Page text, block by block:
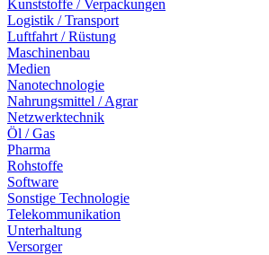
Kunststoffe / Verpackungen
Logistik / Transport
Luftfahrt / Rüstung
Maschinenbau
Medien
Nanotechnologie
Nahrungsmittel / Agrar
Netzwerktechnik
Öl / Gas
Pharma
Rohstoffe
Software
Sonstige Technologie
Telekommunikation
Unterhaltung
Versorger